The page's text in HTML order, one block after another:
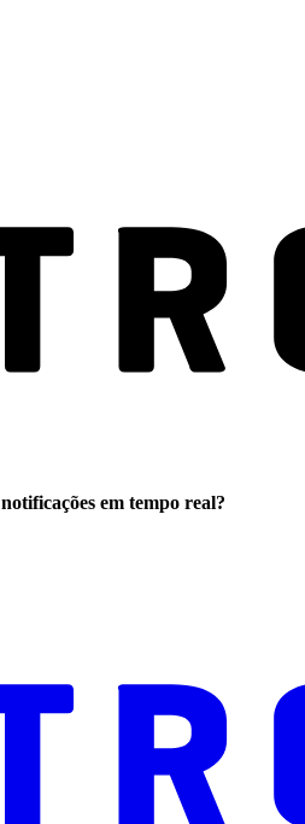
notificações em tempo real?